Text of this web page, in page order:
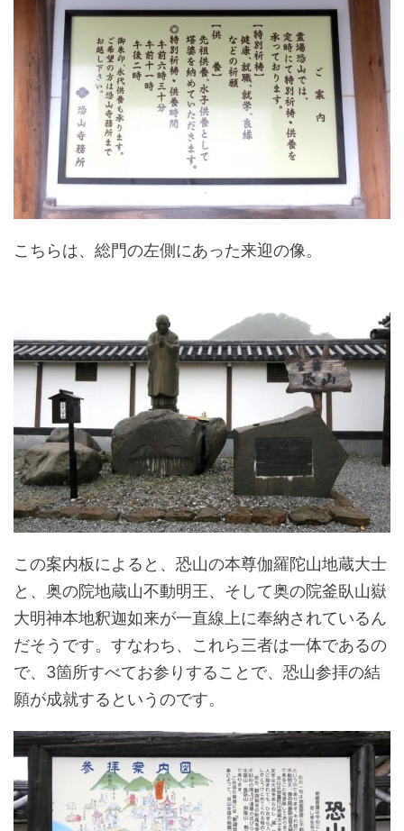
こちらは、総門の左側にあった来迎の像。
この案内板によると、恐山の本尊伽羅陀山地蔵大士
と、奥の院地蔵山不動明王、そして奥の院釜臥山嶽
大明神本地釈迦如来が一直線上に奉納されているん
だそうです。すなわち、これら三者は一体であるの
で、3箇所すべてお参りすることで、恐山参拝の結
願が成就するというのです。